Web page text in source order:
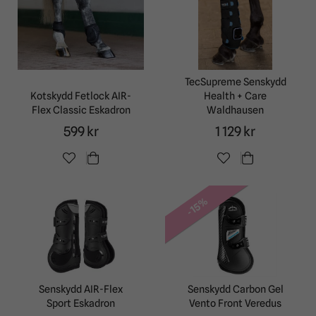
Kotskydd Fetlock AIR-
Flex Classic Eskadron
599 kr
TecSupreme Senskydd
Health + Care
Waldhausen
1 129 kr
Senskydd AIR-Flex
Sport Eskadron
-15%
Senskydd Carbon Gel
Vento Front Veredus